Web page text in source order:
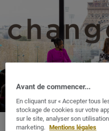
Avant de commencer...
En cliquant sur « Accepter tous
stockage de cookies sur votre
sur le site, analyser son
marketing.
Mentions légales